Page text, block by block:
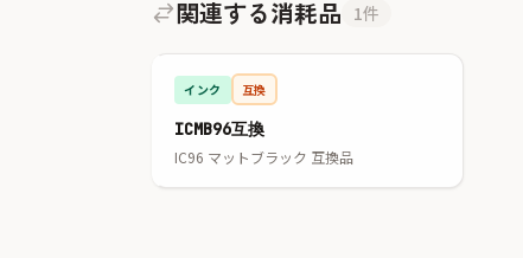
関連する消耗品 1件
インク 互換
ICMB96互換
IC96 マットブラック 互換品